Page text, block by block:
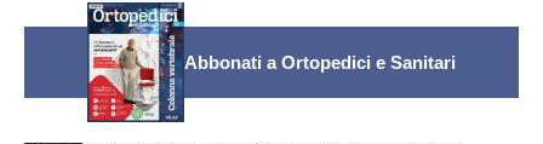
Abbonati a Ortopedici e Sanitari